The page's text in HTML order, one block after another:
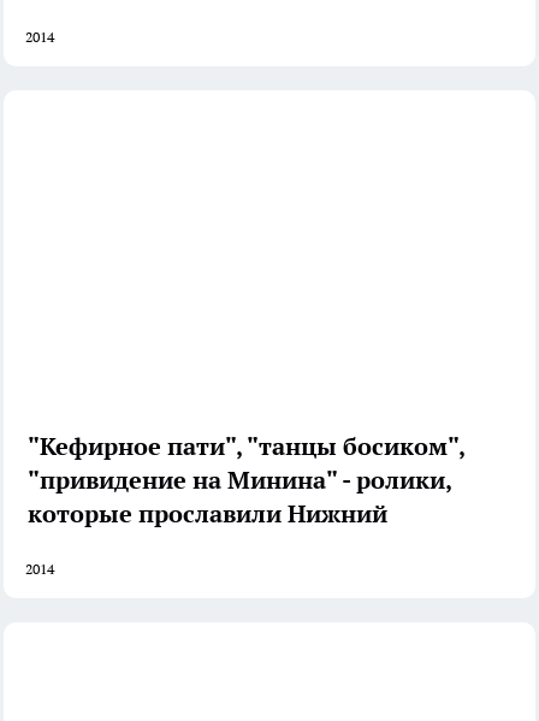
2014
"Кефирное пати", "танцы босиком",
"привидение на Минина" - ролики,
которые прославили Нижний
2014